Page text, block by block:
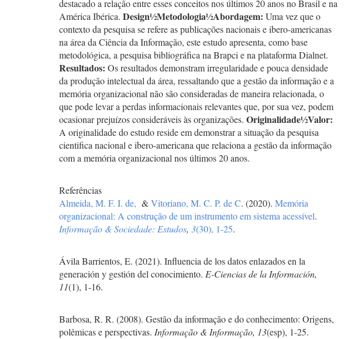
destacado a relação entre esses conceitos nos últimos 20 anos no Brasil e na
América Ibérica.Design½Metodologia½Abordagem:Uma vez que o
contexto da pesquisa se refere as publicações nacionais e ibero-americanas
na área da Ciência da Informação, este estudo apresenta, como base
metodológica, a pesquisa bibliográfica na Brapci e na plataforma Dialnet.
Resultados: Os resultados demonstram irregularidade e pouca densidade
da produção intelectual da área, ressaltando que a gestão da informação e a
memória organizacional não são consideradas de maneira relacionada, o
que pode levar a perdas informacionais relevantes que, por sua vez, podem
ocasionar prejuízos consideráveis às organizações.Originalidade½Valor:
A originalidade do estudo reside em demonstrar a situação da pesquisa
cientifica nacional e ibero-americana que relaciona a gestão da informação
com a memória organizacional nos últimos 20 anos.
Referências
Almeida, M. F. I. de, &Vitoriano, M. C. P. de C. (2020).Memória
organizacional: A construção de um instrumento em sistema acessível.
Informação & Sociedade: Estudos,3(30), 1-25.
Ávila Barrientos, E. (2021). Influencia de los datos enlazados en la
generación y gestión del conocimiento.E-Ciencias de la Información,
11(1), 1-16.
Barbosa, R. R. (2008). Gestão da informação e do conhecimento: Origens,
polêmicas e perspectivas.Informação & Informação, 13(esp), 1-25.